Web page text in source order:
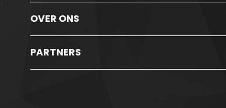
OVER ONS
PARTNERS